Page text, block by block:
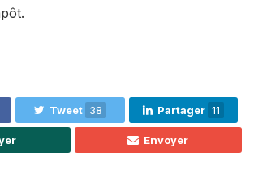
Tweet 38 Partager 11
Envoyer